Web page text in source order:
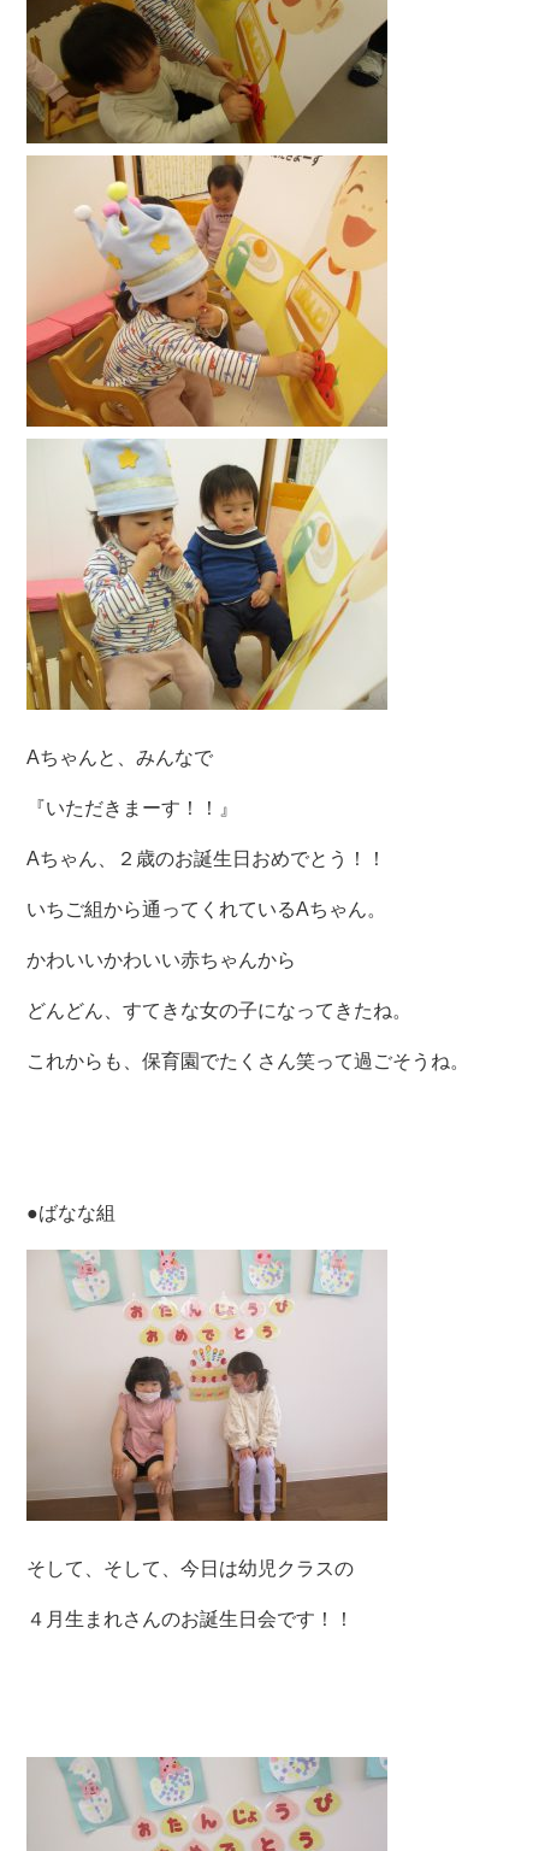
Aちゃんと、みんなで
『いただきまーす！！』
Aちゃん、２歳のお誕生日おめでとう！！
いちご組から通ってくれているAちゃん。
かわいいかわいい赤ちゃんから
どんどん、すてきな女の子になってきたね。
これからも、保育園でたくさん笑って過ごそうね。
●ばなな組
そして、そして、今日は幼児クラスの
４月生まれさんのお誕生日会です！！